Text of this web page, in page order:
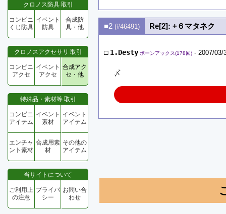
クロノス防具 取引
コンビニ
くじ防具
イベント
防具
合成防
具・他
クロノスアクセサリ 取引
コンビニ
アクセ
イベント
アクセ
合成アク
セ・他
特殊品・素材等 取引
コンビニ
アイテム
イベント
素材
イベント
アイテム
エンチャ
ント素材
合成用素
材
その他の
アイテム
当サイトについて
ご利用上
の注意
プライバ
シー
お問い合
わせ
■2 (#46491) Re[2]: +６マタネク
□ 1.Desty ボーンアックス(178回) - 2007/03/
〆